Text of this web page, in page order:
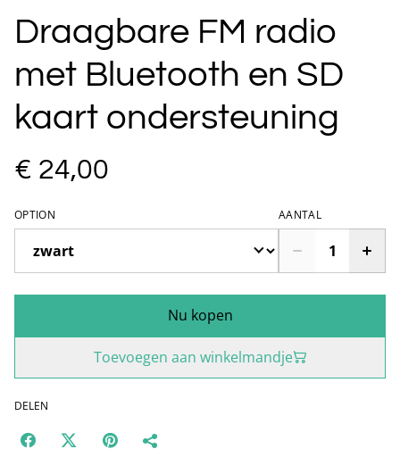
Draagbare FM radio
met Bluetooth en SD
kaart ondersteuning
€ 24,00
OPTION AANTAL
Nu kopen
Toevoegen aan winkelmandje
DELEN